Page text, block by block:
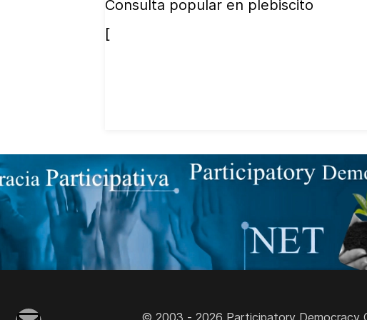
Consulta popular en plebiscito
[
© 2003 - 2026 Participatory Democracy